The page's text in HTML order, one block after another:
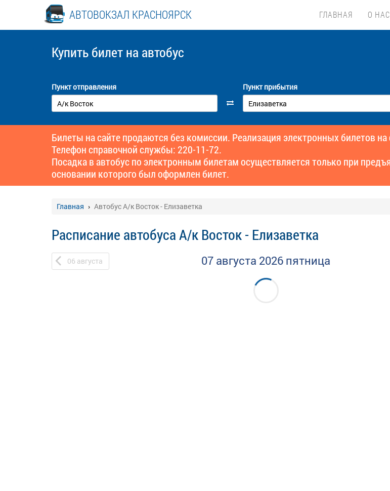
АВТОВОКЗАЛ КРАСНОЯРСК ГЛАВНАЯ О НАС
Купить билет на автобус
Пункт отправления Пункт прибытия
Билеты на сайте продаются без комиссии. Реализация электронных билетов
Телефон справочной службы: 220-11-72.
Посадка в автобус по электронным билетам осуществляется только при
основании которого был оформлен билет.
Главная Автобус А/к Восток - Елизаветка
Расписание автобуса А/к Восток - Елизаветка
06 августа 07 августа 2026 пятница